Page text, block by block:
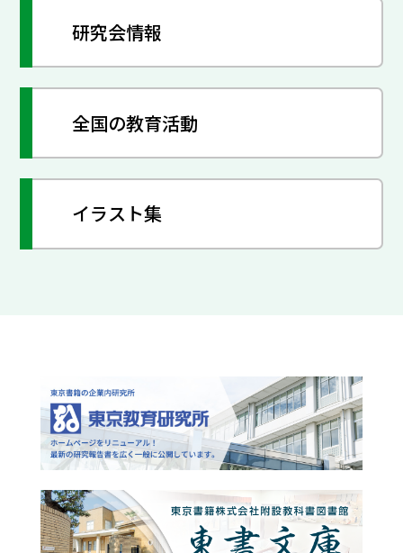
研究会情報
全国の教育活動
イラスト集